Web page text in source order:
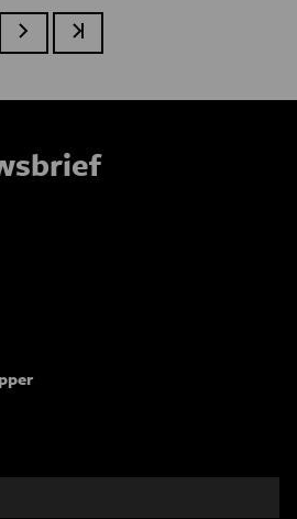
Paginatie
Volgende paginaLaatste pagina